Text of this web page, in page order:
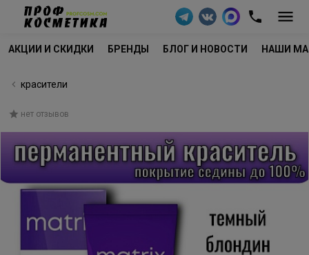
АКЦИИ И СКИДКИ БРЕНДЫ БЛОГ И НОВОСТИ НАШИ
красители
нет отзывов